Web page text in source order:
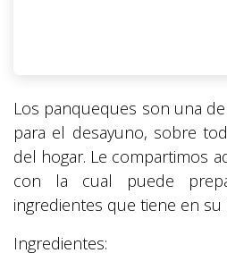
Los panqueques son una
para el desayuno, sobre
del hogar. Le compartimos
con la cual puede
ingredientes que tiene en su
Ingredientes: